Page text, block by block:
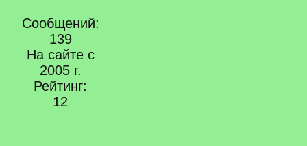
Сообщений:
139
На сайте с
2005 г.
Рейтинг:
12